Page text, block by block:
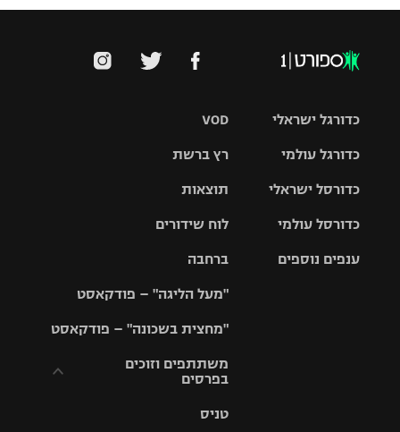
VOD
רץ ברשת
תוצאות
לוח שידורים
ברחבה
"מעל הליגה" – פודקאסט
"מחצית בשכונה" – פודקאסט
משתתפים וזוכים
בפרסים
טניס
כדורגל ישראלי
גביע הטוטו
כדורגל עולמי
האלופות
ליגה
כדורסל ישראלי
סל
כדורסל עולמי
ענפים נוספים